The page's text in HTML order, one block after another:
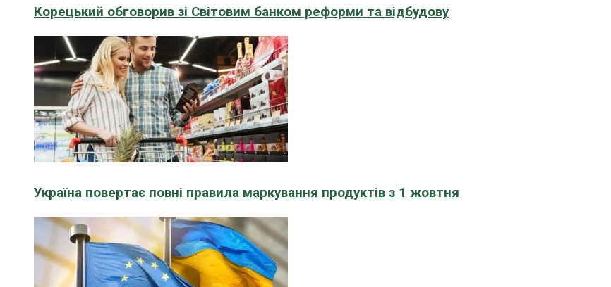
Корецький обговорив зі Світовим банком реформи та відбудову
Україна повертає повні правила маркування продуктів з 1 жовтня